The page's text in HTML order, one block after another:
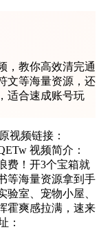
，教你高效清完通
文等海量资源，还
适合速成账号玩
视频链接：
视频简介：
费！开3个宝箱就
等海量资源拿到手
室、宠物小屋、
霍爽感拉满，速来